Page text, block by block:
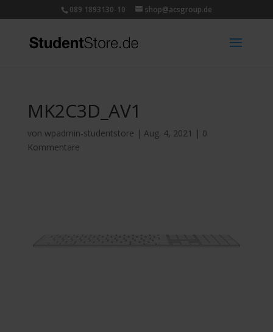
089 1893130-10 shop@acsgroup.de
MK2C3D_AV1
von wpadmin-studentstore | Aug. 4, 2021 | 0
Kommentare